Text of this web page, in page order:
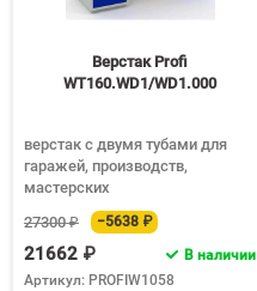
Верстак Profi
WT160.WD1/WD1.000
верстак с двумя тубами для
гаражей, производств,
мастерских
27300 ₽
−5638 ₽
21662 ₽
В наличии
Артикул: PROFIW1058